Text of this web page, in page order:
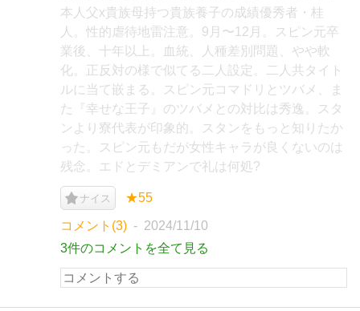
本人父x貴族母持つ貴族養子の成績優秀者・桂
人。性的虐待地雷注意。9月〜12月。スピン元卒
業後、十年以上。血統、人種差別問題、やや軟
化。正反対の様で似てる二人設定。二人共タイト
ルに当て嵌まる。スピン元コマドリとツバメ、ま
た『幸せな王子』のツバメとの対比は秀逸。スタ
ンより寮代表が印象的。スタンをもっと知りたか
った。スピン元もだが女性キャラが良くないのは
残念。エドとデミアンで礼は何処?
ナイス ★55
コメント(3)
2024/11/10
3件のコメントを全て見る